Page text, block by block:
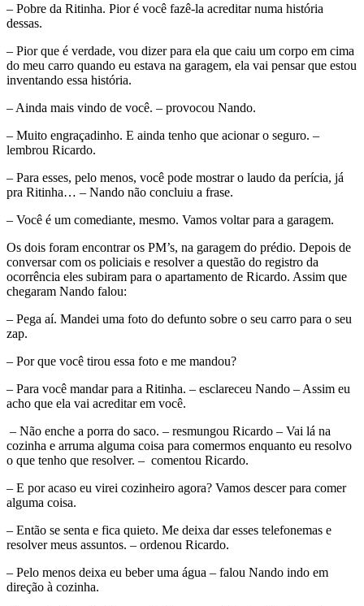
– Pobre da Ritinha. Pior é você fazê-la acreditar numa história
dessas.
– Pior que é verdade, vou dizer para ela que caiu um corpo em cima
do meu carro quando eu estava na garagem, ela vai pensar que estou
inventando essa história.
– Ainda mais vindo de você. – provocou Nando.
– Muito engraçadinho. E ainda tenho que acionar o seguro. –
lembrou Ricardo.
– Para esses, pelo menos, você pode mostrar o laudo da perícia, já
pra Ritinha… – Nando não concluiu a frase.
– Você é um comediante, mesmo. Vamos voltar para a garagem.
Os dois foram encontrar os PM’s, na garagem do prédio. Depois de
conversar com os policiais e resolver a questão do registro da
ocorrência eles subiram para o apartamento de Ricardo. Assim que
chegaram Nando falou:
– Pega aí. Mandei uma foto do defunto sobre o seu carro para o seu
zap.
– Por que você tirou essa foto e me mandou?
– Para você mandar para a Ritinha. – esclareceu Nando – Assim eu
acho que ela vai acreditar em você.
– Não enche a porra do saco. – resmungou Ricardo – Vai lá na
cozinha e arruma alguma coisa para comermos enquanto eu resolvo
o que tenho que resolver. – comentou Ricardo.
– E por acaso eu virei cozinheiro agora? Vamos descer para comer
alguma coisa.
– Então se senta e fica quieto. Me deixa dar esses telefonemas e
resolver meus assuntos. – ordenou Ricardo.
– Pelo menos deixa eu beber uma água – falou Nando indo em
direção à cozinha.